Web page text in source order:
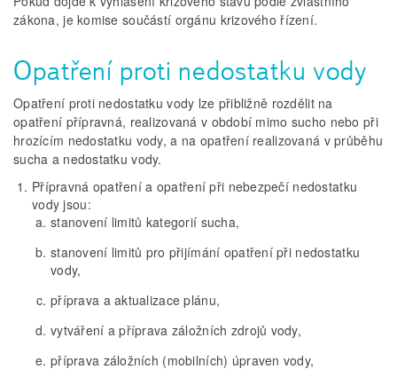
zákona, je komise součástí orgánu krizového řízení.
Opatření proti nedostatku vody
Opatření proti nedostatku vody lze přibližně rozdělit na
opatření přípravná, realizovaná v období mimo sucho nebo při
hrozícím nedostatku vody, a na opatření realizovaná v průběhu
sucha a nedostatku vody.
Přípravná opatření a opatření při nebezpečí nedostatku
vody jsou:
stanovení limitů kategorií sucha,
stanovení limitů pro přijímání opatření při nedostatku
vody,
příprava a aktualizace plánu,
vytváření a příprava záložních zdrojů vody,
příprava záložních (mobilních) úpraven vody,